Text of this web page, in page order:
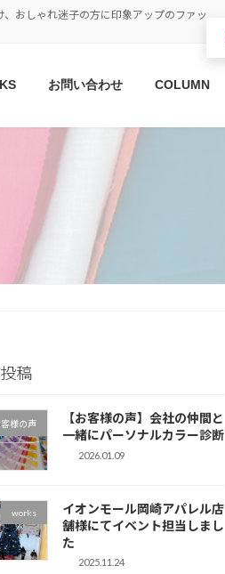
おしゃれ迷子の方に印象アップのファッ
お問い合わせ COLUMN
稿
客様の声
【お客様の声】会社の仲間と
一緒にパーソナルカラー診断
2026.01.09
works
イオンモール岡崎アパレル店
舗様にてイベント担当しまし
た
2025.11.24